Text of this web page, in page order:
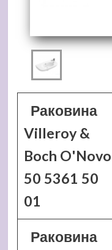
Раковина
Villeroy &
Boch O'Novo
50 5361 50
01
Раковина